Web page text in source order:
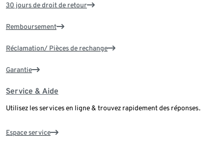
30 jours de droit de retour
Remboursement
Réclamation/ Pièces de rechange
Garantie
Service & Aide
Utilisez les services en ligne & trouvez rapidement des réponses.
Espace service